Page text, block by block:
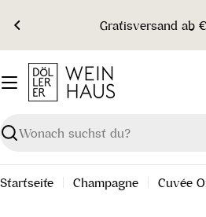
Inhalt
springen
Gratisversand
Suchen
Startseite Champagne Cuvée